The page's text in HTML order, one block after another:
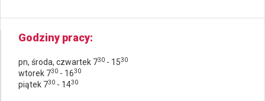
Godziny pracy
pn, środa, czwartek 730 - 1530
wtorek 730 - 1630
piątek 730 - 1430